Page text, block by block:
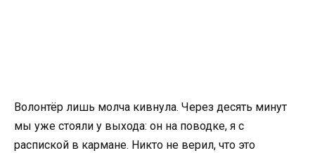
Волонтёр лишь молча кивнула. Через десять минут
мы уже стояли у выхода: он на поводке, я с
распиской в кармане. Никто не верил, что это